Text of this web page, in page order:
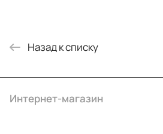
Назад к списку
Интернет-магазин